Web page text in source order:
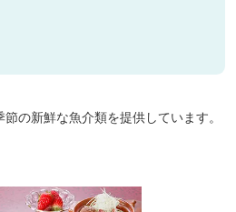
の新鮮な魚介類を提供しています。